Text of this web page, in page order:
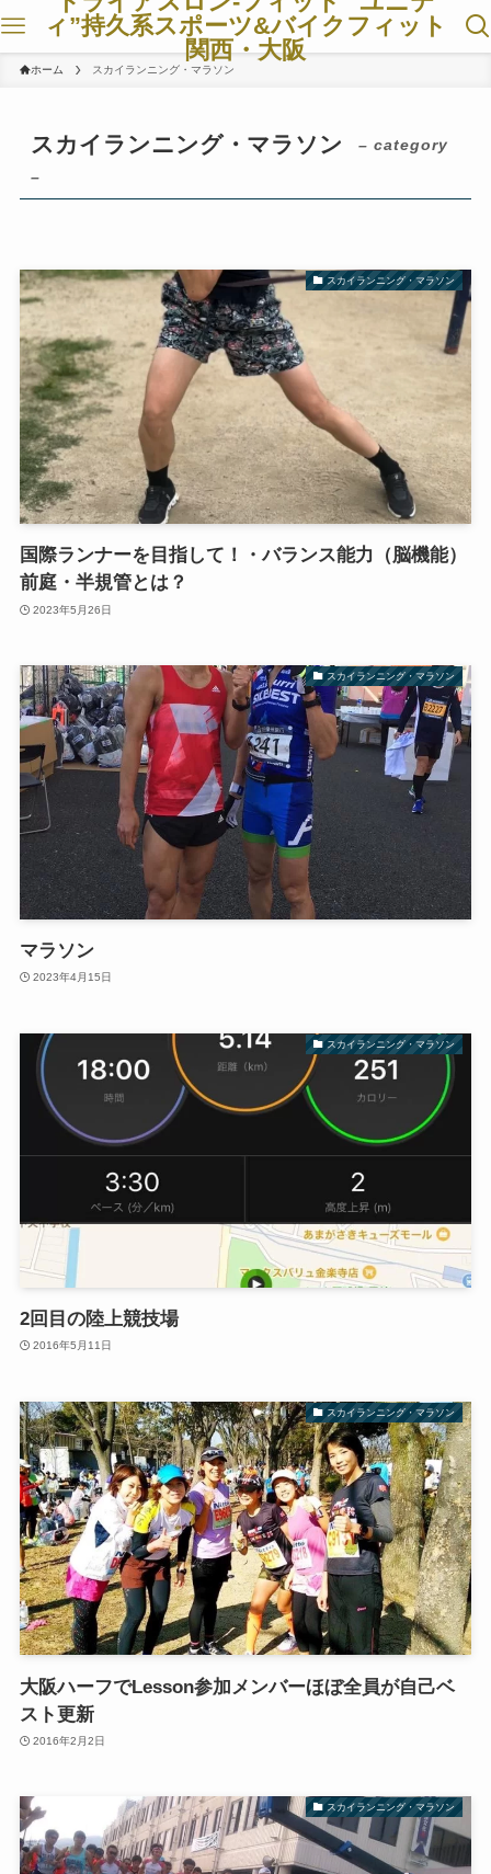
ィ”持久系スポーツ&バイクフィット
関西・大阪
ホーム スカイランニング・マラソン
スカイランニング・マラソン
– category
–
スカイランニング・マラソン
国際ランナーを目指して！・バランス能力（脳機能）
前庭・半規管とは？
2023年5月26日
スカイランニング・マラソン
マラソン
2023年4月15日
スカイランニング・マラソン
2回目の陸上競技場
2016年5月11日
スカイランニング・マラソン
大阪ハーフでLesson参加メンバーほぼ全員が自己ベ
スト更新
2016年2月2日
スカイランニング・マラソン